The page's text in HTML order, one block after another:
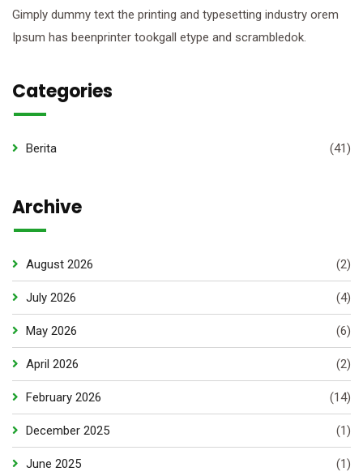
Gimply dummy text the printing and typesetting industry orem
Ipsum has beenprinter tookgall etype and scrambledok.
Categories
Berita (41)
Archive
August 2026 (2)
July 2026 (4)
May 2026 (6)
April 2026 (2)
February 2026 (14)
December 2025 (1)
June 2025 (1)